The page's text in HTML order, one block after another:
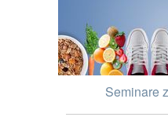
Seminare